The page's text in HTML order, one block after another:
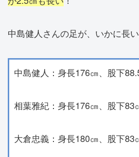
中島健人さんの足が、いかに長い
中島健人：身長176㎝、股下
相葉雅紀：身長176㎝、股下83
大倉忠義：身長180㎝、股下83